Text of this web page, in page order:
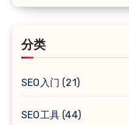
分类
SEO入门 (21)
SEO工具 (44)